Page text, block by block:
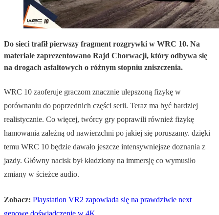
Do sieci trafił pierwszy fragment rozgrywki w WRC 10. Na
materiale zaprezentowano Rajd Chorwacji, który odbywa się
na drogach asfaltowych o różnym stopniu zniszczenia.
WRC 10 zaoferuje graczom znacznie ulepszoną fizykę w
porównaniu do poprzednich części serii. Teraz ma być bardziej
realistycznie. Co więcej, twórcy gry poprawili również fizykę
hamowania zależną od nawierzchni po jakiej się poruszamy. dzięki
temu WRC 10 będzie dawało jeszcze intensywniejsze doznania z
jazdy. Główny nacisk był kładziony na immersję co wymusiło
zmiany w ścieżce audio.
Zobacz: Playstation VR2 zapowiada się na prawdziwie next